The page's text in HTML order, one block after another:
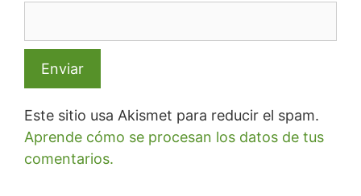
Este sitio usa Akismet para reducir el spam.
Aprende cómo se procesan los datos de tus
comentarios.